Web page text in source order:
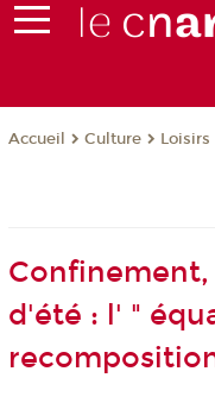
Accueil Culture Loisirs
Confinement,
d'été : l' "